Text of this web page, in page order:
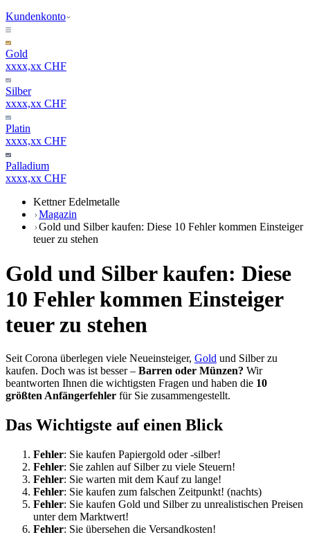
Kundenkonto
Gold
xxxx,xx CHF
Silber
xxxx,xx CHF
Platin
xxxx,xx CHF
Palladium
xxxx,xx CHF
Kettner Edelmetalle
Magazin
Gold und Silber kaufen: Diese 10 Fehler kommen Einsteiger
teuer zu stehen
Gold und Silber kaufen: Diese
10 Fehler kommen Einsteiger
teuer zu stehen
Seit Corona überlegen viele Neueinsteiger, Gold und Silber zu
kaufen. Doch was ist besser – Barren oder Münzen? Wir
beantworten Ihnen die wichtigsten Fragen und haben die 10
größten Anfängerfehler für Sie zusammengestellt.
Das Wichtigste auf einen Blick
Fehler: Sie kaufen Papiergold oder -silber!
Fehler: Sie zahlen auf Silber zu viele Steuern!
Fehler: Sie warten mit dem Kauf zu lange!
Fehler: Sie kaufen zum falschen Zeitpunkt! (nachts)
Fehler: Sie kaufen Gold und Silber zu unrealistischen Preisen
unter dem Marktwert!
Fehler: Sie übersehen die Versandkosten!